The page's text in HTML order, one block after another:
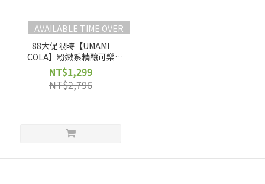
AVAILABLE TIME OVER
88大促限時【UMAMI
COLA】粉嫩系精釀可樂
250ml x買12送12+送COLA
玻璃杯*2
NT$1,299
NT$2,796